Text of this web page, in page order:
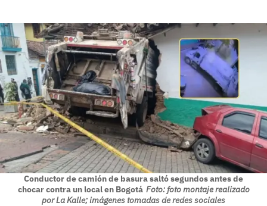
Conductor de camión de basura saltó segundos antes de
chocar contra un local en Bogotá Foto: foto montaje realizado
por La Kalle; imágenes tomadas de redes sociales